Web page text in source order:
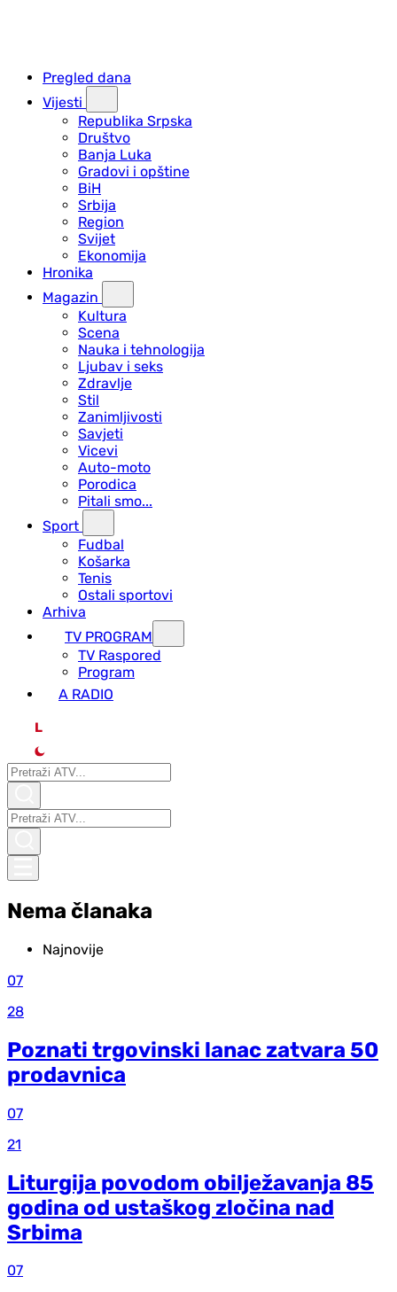
Pregled dana
Vijesti
Republika Srpska
Društvo
Banja Luka
Gradovi i opštine
BiH
Srbija
Region
Svijet
Ekonomija
Hronika
Magazin
Kultura
Scena
Nauka i tehnologija
Ljubav i seks
Zdravlje
Stil
Zanimljivosti
Savjeti
Vicevi
Auto-moto
Porodica
Pitali smo...
Sport
Fudbal
Košarka
Tenis
Ostali sportovi
Arhiva
TV PROGRAM
ТV Raspored
Program
A RADIO
L
Nema članaka
Najnovije
07
28
Poznati trgovinski lanac zatvara 50
prodavnica
07
21
Liturgija povodom obilježavanja 85
godina od ustaškog zločina nad
Srbima
07